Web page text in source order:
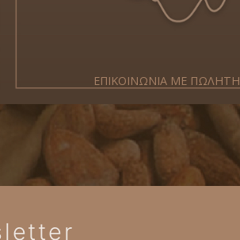
ΕΠΙΚΟΙΝΩΝΙΑ ΜΕ ΠΩΛΗΤΗ